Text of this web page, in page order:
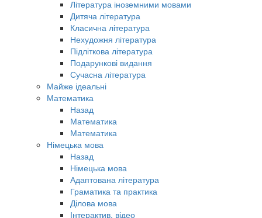
Література іноземними мовами
Дитяча література
Класична література
Нехудожня література
Підліткова література
Подарункові видання
Сучасна література
Майже ідеальні
Математика
Назад
Математика
Математика
Німецька мова
Назад
Німецька мова
Адаптована література
Граматика та практика
Ділова мова
Інтерактив. відео